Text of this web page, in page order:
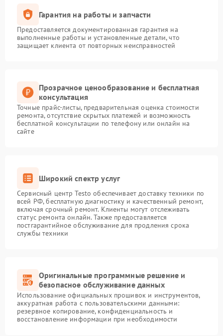
Гарантия на работы и запчасти
Предоставляется документированная гарантия на
выполненные работы и установленные детали, что
защищает клиента от повторных неисправностей
Прозрачное ценообразование и бесплатная
консультация
Точные прайс-листы, предварительная оценка стоимости
ремонта, отсутствие скрытых платежей и возможность
бесплатной консультации по телефону или онлайн на
сайте
Широкий спектр услуг
Сервисный центр Testo обеспечивает доставку техники по
всей РФ, бесплатную диагностику и качественный ремонт,
включая срочный ремонт. Клиенты могут отслеживать
статус ремонта онлайн. Также предоставляется
постгарантийное обслуживание для продления срока
службы техники
Оригинальные программные решение и
безопасное обслуживание данных
Использование официальных прошивок и инструментов,
аккуратная работа с пользовательскими данными:
резервное копирование, конфиденциальность и
восстановление информации при необходимости